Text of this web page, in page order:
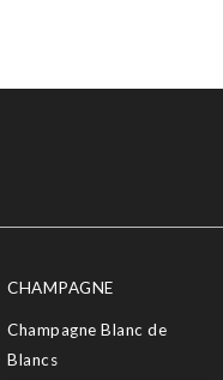
CHAMPAGNE
Champagne Blanc de
Blancs